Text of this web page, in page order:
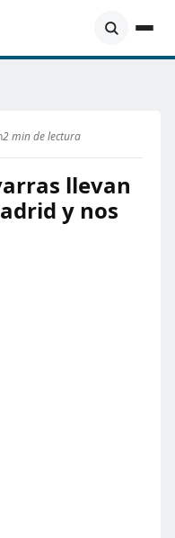
2 min de lectura
llevan
y nos